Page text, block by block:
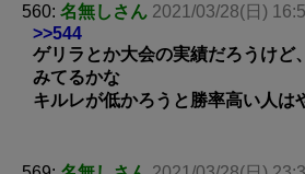
560: 名無しさん 2021/03/28(日)
>>544
ゲリラとか大会の実績だろうけど
みてるかな
キルレが低かろうと勝率高い人は